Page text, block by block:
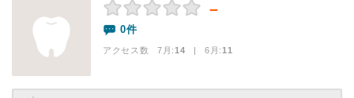
－
0件
アクセス数 7月:14 | 6月:11